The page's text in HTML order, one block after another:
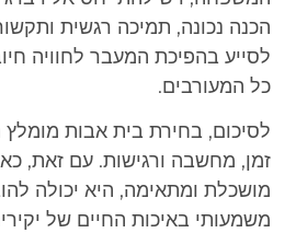
הכנה נכונה, תמיכה רגשית
לסייע בהפיכת המעבר לחוויה
כל המעורבים.
לסיכום, בחירת בית אבות
זמן, מחשבה ורגישות. עם זאת,
מושכלת ומתאימה, היא יכולה
משמעותי באיכות החיים של